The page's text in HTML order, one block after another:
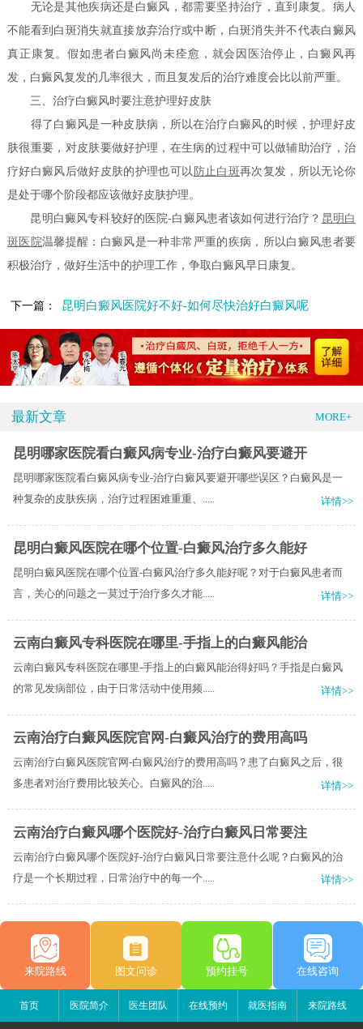
无论是其他疾病还是白癜风，都需要坚持治疗，直到康复。病人
不能看到白斑消失就直接放弃治疗或中断，白斑消失并不代表白癜风
真正康复。假如患者白癜风尚未痊愈，就会因医治停止，白癜风再
发，白癜风复发的几率很大，而且复发后的治疗难度会比以前严重。
三、治疗白癜风时要注意护理好皮肤
得了白癜风是一种皮肤病，所以在治疗白癜风的时候，护理好皮
肤很重要，对皮肤要做好护理，在生病的过程中可以做辅助治疗，治
疗好白癜风后做好皮肤的护理也可以 防止白斑再次复发，所以无论你
是处于哪个阶段都应该做好皮肤护理。
昆明白癜风专科较好的医院-白癜风患者该如何进行治疗？ 昆明白
斑医院温馨提醒：白癜风是一种非常严重的疾病，所以白癜风患者要
积极治疗，做好生活中的护理工作，争取白癜风早日康复。
下一篇： 昆明白癜风医院好不好-如何尽快治好白癜风呢
最新文章 MORE+
昆明哪家医院看白癜风病专业-治疗白癜风要避开
昆明哪家医院看白癜风病专业-治疗白癜风要避开哪些误区？白癜风是一
种复杂的皮肤疾病，治疗过程困难重重、.....
详情>>
昆明白癜风医院在哪个位置-白癜风治疗多久能好
昆明白癜风医院在哪个位置-白癜风治疗多久能好呢？对于白癜风患者而
言，关心的问题之一莫过于治疗多久才能.....
详情>>
云南白癜风专科医院在哪里-手指上的白癜风能治
云南白癜风专科医院在哪里-手指上的白癜风能治得好吗？手指是白癜风
的常见发病部位，由于日常活动中使用频.....
详情>>
云南治疗白癜风医院官网-白癜风治疗的费用高吗
云南治疗白癜风医院官网-白癜风治疗的费用高吗？患了白癜风之后，很
多患者对治疗费用比较关心。白癜风的治.....
详情>>
云南治疗白癜风哪个医院好-治疗白癜风日常要注
云南治疗白癜风哪个医院好-治疗白癜风日常要注意什么呢？白癜风的治
疗是一个长期过程，日常治疗中的每一个.....
详情>>
来院路线 图文问诊 预约挂号 在线咨询
首页 医院简介 医生团队 在线预约 就医指南 来院路线